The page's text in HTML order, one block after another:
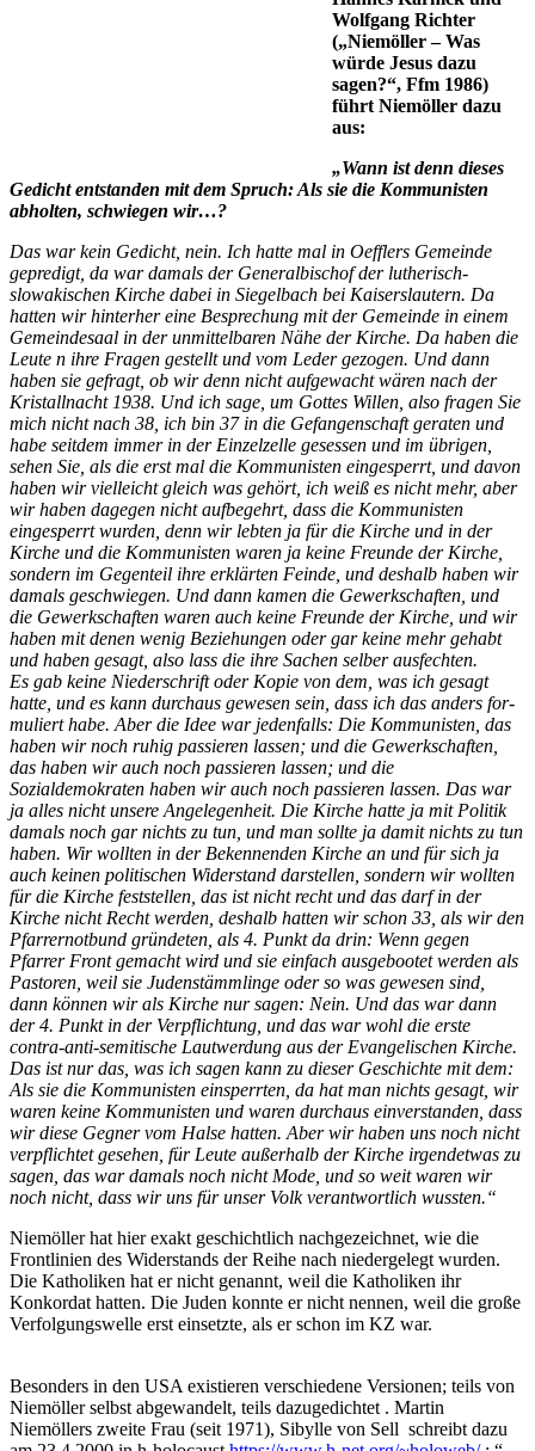
Wolfgang Richter
(„Niemöller – Was
würde Jesus dazu
sagen?“, Ffm 1986)
führt Niemöller dazu
aus:
„Wann ist denn dieses
Ge­dicht entstanden mit dem Spruch: Als sie die Kommu­nisten
abholten, schwiegen wir…?
Das war kein Gedicht, nein. Ich hatte mal in Oefflers Ge­meinde
gepredigt, da war damals der Generalbischof der lutherisch-
slowakischen Kirche dabei in Siegelbach bei Kaiserslautern. Da
hat­ten wir hinterher eine Be­sprechung mit der Gemein­de in einem
Gemeindesaal in der unmittelbaren Nähe der Kirche. Da haben die
Leute n ihre Fragen ge­stellt und vom Leder gezo­gen. Und dann
haben sie gefragt, ob wir denn nicht aufgewacht wären nach der
Kristallnacht 1938. Und ich sage, um Gottes Willen, also fragen Sie
mich nicht nach 38, ich bin 37 in die Gefangenschaft geraten und
habe seitdem immer in der Einzelzelle gesessen und im übrigen,
sehen Sie, als die erst mal die Kommu­nisten eingesperrt, und da­von
haben wir vielleicht gleich was gehört, ich weiß es nicht mehr, aber
wir haben dagegen nicht aufbe­gehrt, dass die Kommunisten
eingesperrt wurden, denn wir lebten ja für die Kirche und in der
Kirche und die Kommunisten waren ja kei­ne Freunde der Kirche,
son­dern im Gegenteil ihre er­klärten Feinde, und deshalb haben wir
damals geschwie­gen. Und dann kamen die Gewerkschaften, und
die Gewerkschaften waren auch keine Freunde der Kir­che, und wir
haben mit de­nen wenig Beziehungen oder gar keine mehr gehabt
und haben gesagt, also lass die ihre Sachen selber aus­fechten.
Es gab keine Nieder­schrift oder Kopie von dem, was ich gesagt
hatte, und es kann durchaus gewesen sein, dass ich das anders for­
muliert habe. Aber die Idee war jedenfalls: Die Kommu­nisten, das
haben wir noch ruhig passieren lassen; und die Gewerkschaften,
das haben wir auch noch pas­sieren lassen; und die
Sozialdemokraten haben wir auch noch passieren las­sen. Das war
ja alles nicht unsere Angelegenheit. Die Kirche hatte ja mit Politik
damals noch gar nichts zu tun, und man sollte ja damit nichts zu tun
haben. Wir wollten in der Bekennenden Kirche an und für sich ja
auch keinen politischen Wider­stand darstellen, sondern wir wollten
für die Kirche feststellen, das ist nicht recht und das darf in der
Kirche nicht Recht werden, deshalb hatten wir schon 33, als wir den
Pfarrernot­bund gründeten, als 4. Punkt da drin: Wenn gegen
Pfarrer Front gemacht wird und sie einfach ausgeboo­tet werden als
Pastoren, weil sie Judenstämmlinge oder so was gewesen sind,
dann können wir als Kirche nur sagen: Nein. Und das war dann
der 4. Punkt in der Verpflichtung, und das war wohl die erste
contra-anti-semitische Lautwerdung aus der Evangelischen Kir­che.
Das ist nur das, was ich sagen kann zu dieser Geschichte mit dem:
Als sie die Kommunisten einsperr­ten, da hat man nichts ge­sagt, wir
waren keine Kom­munisten und waren durch­aus einverstanden, dass
wir diese Gegner vom Halse hatten. Aber wir haben uns noch nicht
verpflichtet ge­sehen, für Leute außerhalb der Kirche irgendetwas zu
sagen, das war damals noch nicht Mode, und so weit waren wir
noch nicht, dass wir uns für unser Volk verantwortlich wussten.“
Niemöller hat hier exakt geschichtlich nachgezeichnet, wie die
Frontlinien des Widerstands der Reihe nach niedergelegt wurden.
Die Katholiken hat er nicht genannt, weil die Katholiken ihr
Konkordat hatten. Die Juden konnte er nicht nennen, weil die große
Verfolgungswelle erst einsetzte, als er schon im KZ war.
Besonders in den USA existieren verschiedene Versionen; teils von
Niemöller selbst abgewandelt, teils dazugedichtet . Martin
Niemöllers zweite Frau (seit 1971), Sibylle von Sell schreibt dazu